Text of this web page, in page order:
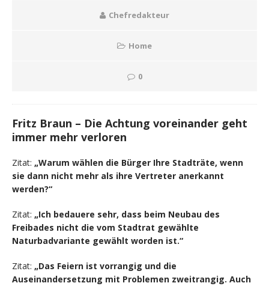
Chefredakteur
Home
0
Fritz Braun – Die Achtung voreinander geht
immer mehr verloren
Zitat: „Warum wählen die Bürger Ihre Stadträte, wenn
sie dann nicht mehr als ihre Vertreter anerkannt
werden?“
Zitat: „Ich bedauere sehr, dass beim Neubau des
Freibades nicht die vom Stadtrat gewählte
Naturbadvariante gewählt worden ist.“
Zitat: „Das Feiern ist vorrangig und die
Auseinandersetzung mit Problemen zweitrangig. Auch